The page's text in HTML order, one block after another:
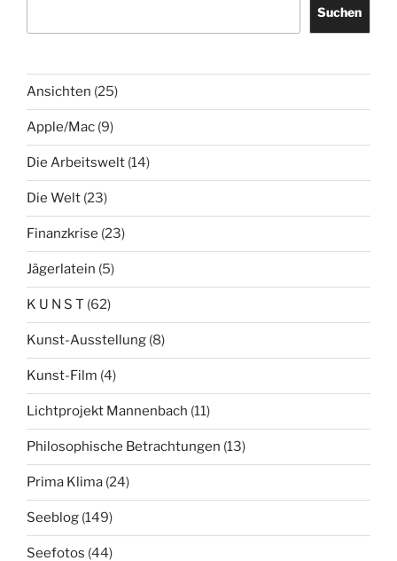
Suchen
Ansichten (25)
Apple/Mac (9)
Die Arbeitswelt (14)
Die Welt (23)
Finanzkrise (23)
Jägerlatein (5)
K U N S T (62)
Kunst-Ausstellung (8)
Kunst-Film (4)
Lichtprojekt Mannenbach (11)
Philosophische Betrachtungen (13)
Prima Klima (24)
Seeblog (149)
Seefotos (44)